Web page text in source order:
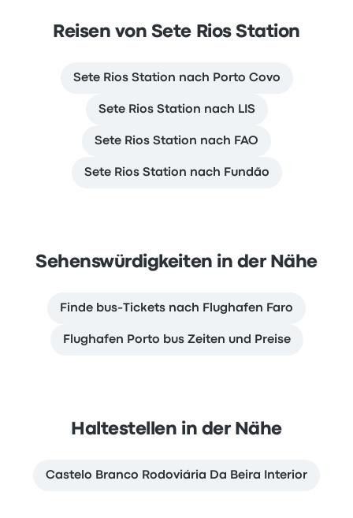
Reisen von Sete Rios Station
Sete Rios Station nach Porto Covo
Sete Rios Station nach LIS
Sete Rios Station nach FAO
Sete Rios Station nach Fundão
Sehenswürdigkeiten in der Nähe
Finde bus-Tickets nach Flughafen Faro
Flughafen Porto bus Zeiten und Preise
Haltestellen in der Nähe
Castelo Branco Rodoviária Da Beira Interior